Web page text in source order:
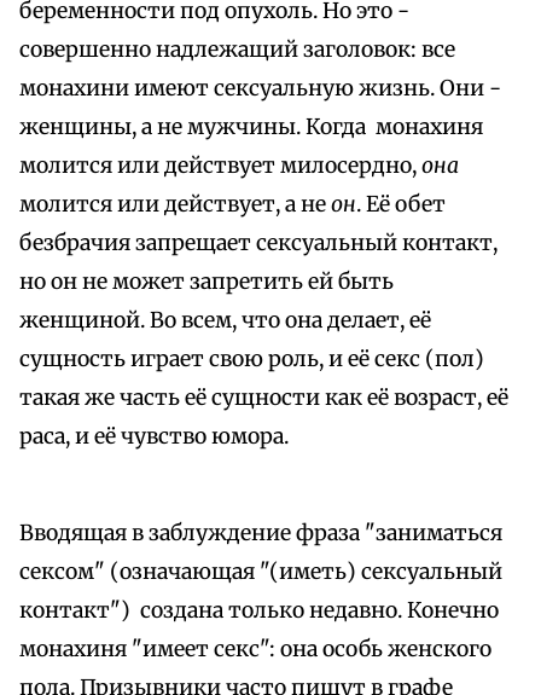
беременности под опухоль. Но это -
совершенно надлежащий заголовок: все
монахини имеют сексуальную жизнь. Они -
женщины, а не мужчины. Когда монахиня
молится или действует милосердно,она
молится или действует, а неон. Её обет
безбрачия запрещает сексуальный контакт,
но он не может запретить ей быть
женщиной. Во всем, что она делает, её
сущность играет свою роль, и её секс (пол)
такая же часть её сущности как её возраст, её
раса, и её чувство юмора.
Вводящая в заблуждение фраза "заниматься
сексом" (означающая "(иметь) сексуальный
контакт") создана только недавно. Конечно
монахиня "имеет секс": она особь женского
пола. Призывники часто пишут в графе